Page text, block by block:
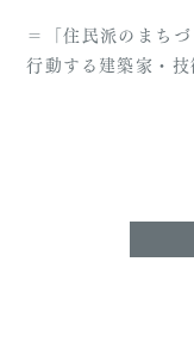
＝「住民派のまち
行動する建築家・技